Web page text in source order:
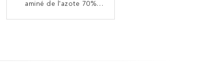
aminé de l'azote 70%
aminé d'OMRI 80%